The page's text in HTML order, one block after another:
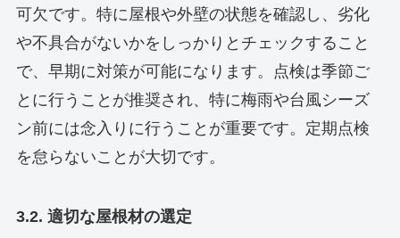
可欠です。特に屋根や外壁の状態を確認し、劣化
や不具合がないかをしっかりとチェックすること
で、早期に対策が可能になります。点検は季節ご
とに行うことが推奨され、特に梅雨や台風シーズ
ン前には念入りに行うことが重要です。定期点検
を怠らないことが大切です。
3.2. 適切な屋根材の選定